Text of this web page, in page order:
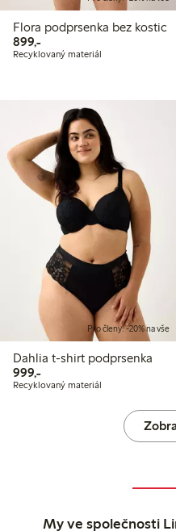
Flora podprsenka bez kostic
899,-899,00 Kč
Recyklovaný materiál
Pro členy: -20% na vše
Dahlia t-shirt podprsenka
999,-999,00 Kč
Recyklovaný materiál
My ve společnosti